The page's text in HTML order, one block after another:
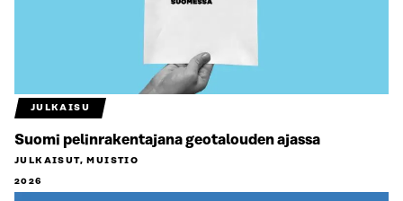
JULKAISU
Suomi pelinrakentajana geotalouden ajassa
JULKAISUT, MUISTIO
2026